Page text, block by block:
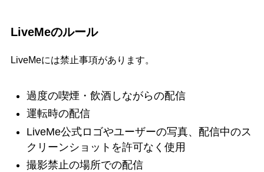
LiveMeのルール
LiveMeには禁止事項があります。
過度の喫煙・飲酒しながらの配信
運転時の配信
LiveMe公式ロゴやユーザーの写真、配信中のス
クリーンショットを許可なく使用
撮影禁止の場所での配信